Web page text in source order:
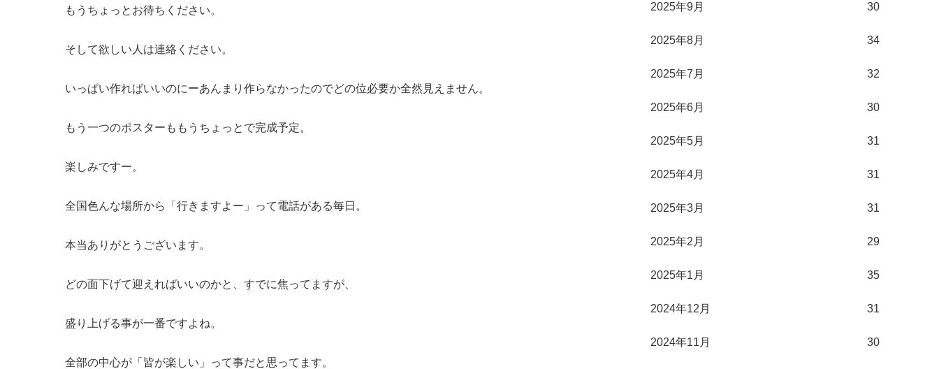
もうちょっとお待ちください。
そして欲しい人は連絡ください。
いっぱい作ればいいのにーあんまり作らなかったのでどの位必要か全然見えません。
もう一つのポスターももうちょっとで完成予定。
楽しみですー。
全国色んな場所から「行きますよー」って電話がある毎日。
本当ありがとうございます。
どの面下げて迎えればいいのかと、すでに焦ってますが、
盛り上げる事が一番ですよね。
全部の中心が「皆が楽しい」って事だと思ってます。
2025年9月 30
2025年8月 34
2025年7月 32
2025年6月 30
2025年5月 31
2025年4月 31
2025年3月 31
2025年2月 29
2025年1月 35
2024年12月 31
2024年11月 30